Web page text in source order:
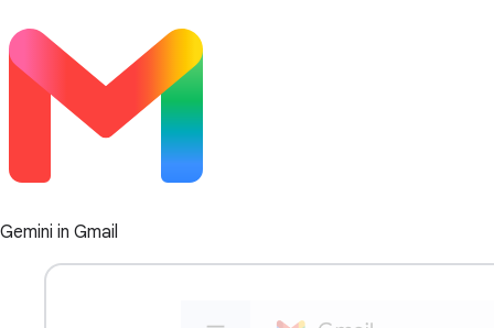
Gemini in Gmail